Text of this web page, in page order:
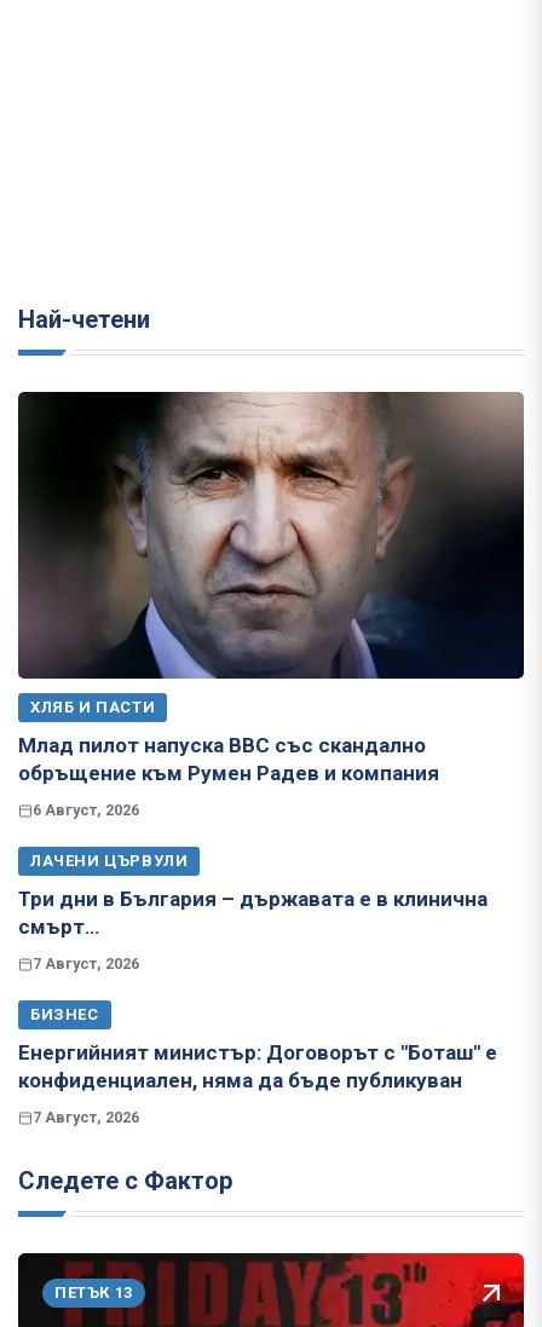
Най-четени
ХЛЯБ И ПАСТИ
Млад пилот напуска ВВС със скандално
обръщение към Румен Радев и компания
6 Август, 2026
ЛАЧЕНИ ЦЪРВУЛИ
Три дни в България – държавата е в клинична
смърт…
7 Август, 2026
БИЗНЕС
Енергийният министър: Договорът с "Боташ" е
конфиденциален, няма да бъде публикуван
7 Август, 2026
Следете с Фактор
ПЕТЪК 13